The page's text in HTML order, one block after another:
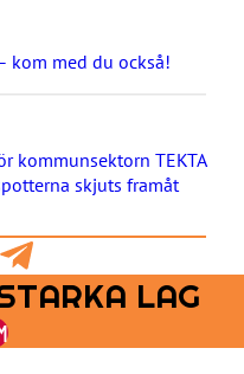
kom med du också!
kommunsektorn TEKTA
skjuts framåt
LAG